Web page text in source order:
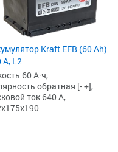
Kraft EFB (60 Ah)
А, L2
60 А·ч,
обратная [- +],
ток 640 А,